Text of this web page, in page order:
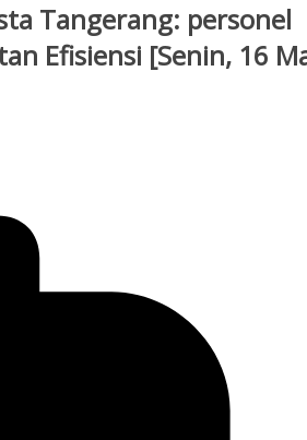
Tangerang: personel
Efisiensi [Senin, 16